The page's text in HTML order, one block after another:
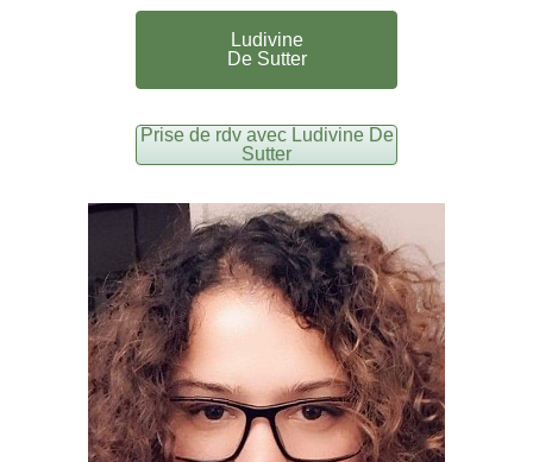
Ludivine
De Sutter
Prise de rdv avec Ludivine De
Sutter